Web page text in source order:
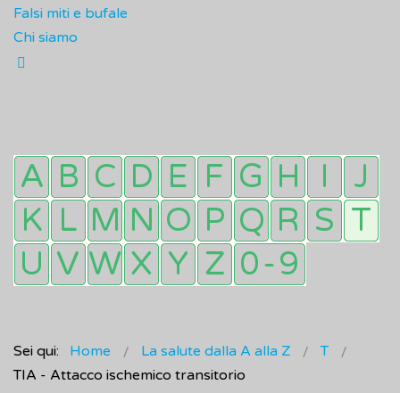
Falsi miti e bufale
Chi siamo
Sei qui: Home La salute dalla A alla Z
T
TIA - Attacco ischemico transitorio